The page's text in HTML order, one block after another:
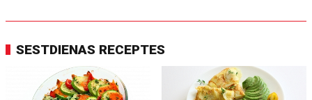
SESTDIENAS RECEPTES